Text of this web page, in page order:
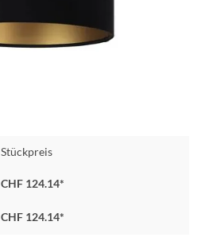
Stückpreis
CHF 124.14*
CHF 124.14*